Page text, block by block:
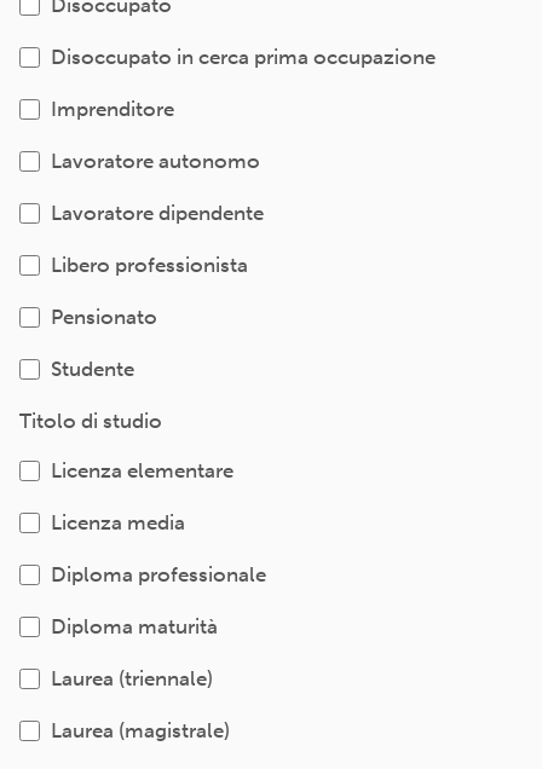
Disoccupato
Disoccupato in cerca prima occupazione
Imprenditore
Lavoratore autonomo
Lavoratore dipendente
Libero professionista
Pensionato
Studente
Titolo di studio
Licenza elementare
Licenza media
Diploma professionale
Diploma maturità
Laurea (triennale)
Laurea (magistrale)